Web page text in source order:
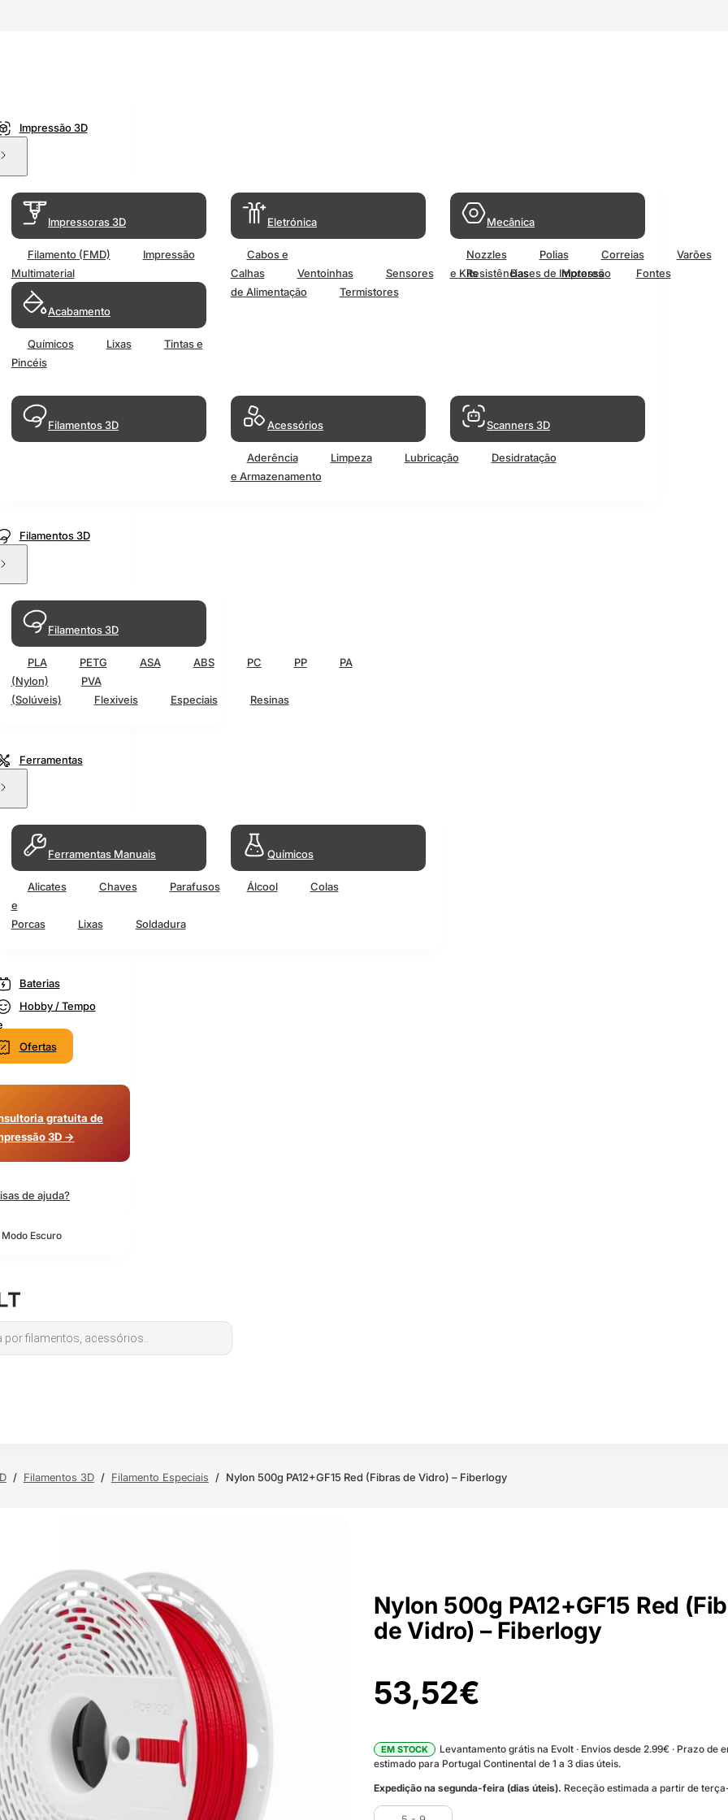
Impressão 3D
Impressoras 3D
Filamento (FMD)
Impressão
Multimaterial
Acabamento
Químicos Lixas
Tintas e
Pincéis
Eletrónica
Cabos e
Calhas
Ventoinhas Sensores Resistências Motores
Fontes
de Alimentação
Termistores
Mecânica
Nozzles Polias Correias
Varões
e Kits
Bases de Impressão
Filamentos 3D Acessórios
Aderência Limpeza Lubricação
Desidratação
e Armazenamento
Scanners 3D
Filamentos 3D
Filamentos 3D
PLA PETG ASA ABS PC PP
PA
(Nylon)
PVA
(Solúveis)
Flexiveis Especiais Resinas
Ferramentas
Ferramentas Manuais
Alicates Chaves
Parafusos
e
Porcas
Lixas Soldadura
Químicos
Álcool Colas
Baterias
Hobby / Tempo
Ofertas
gratuita de
3D →
de ajuda?
Escuro
/ Filamentos 3D / Filamento Especiais / Nylon 500g PA12+GF15 Red (Fibras de Vidro) – Fiberlogy
Nylon 500g PA12+GF15 Red
de Vidro) – Fiberlogy
53,52€
EM STOCK
Levantamento grátis na Evolt · Envios desde 2.99€ · Prazo de
estimado para Portugal Continental de 1 a 3 dias úteis.
Expedição na segunda-feira (dias úteis). Receção estimada a partir de